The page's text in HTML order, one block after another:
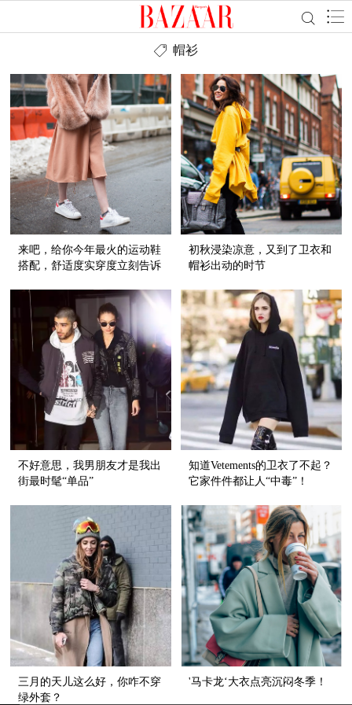
帽衫
来吧，给你今年最火的运动鞋
搭配，舒适度实穿度立刻告诉
初秋浸染凉意，又到了卫衣和
帽衫出动的时节
不好意思，我男朋友才是我出
街最时髦“单品”
知道Vetements的卫衣了不起？
它家件件都让人“中毒”！
三月的天儿这么好，你咋不穿
绿外套？
'马卡龙‘大衣点亮沉闷冬季！